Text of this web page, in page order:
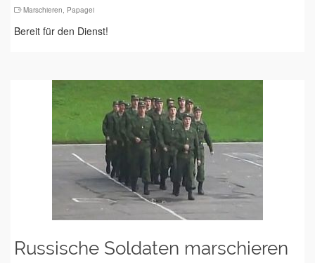
Marschieren, Papagei
Bereit für den Dienst!
Russische Soldaten marschieren